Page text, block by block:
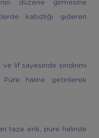
düzene girmesine
kabızlığı gideren
ve lif sayesinde sindirimi
Püre haline getirilerek
taze erik, püre halinde